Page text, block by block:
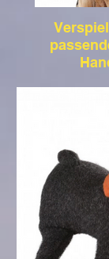
die passenden
haben. Die
viel Liebe zum
bei und im